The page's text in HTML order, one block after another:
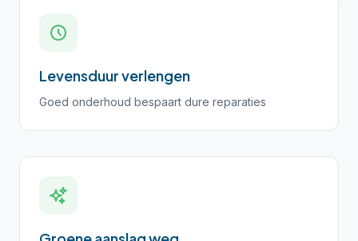
Levensduur verlengen
Goed onderhoud bespaart dure reparaties